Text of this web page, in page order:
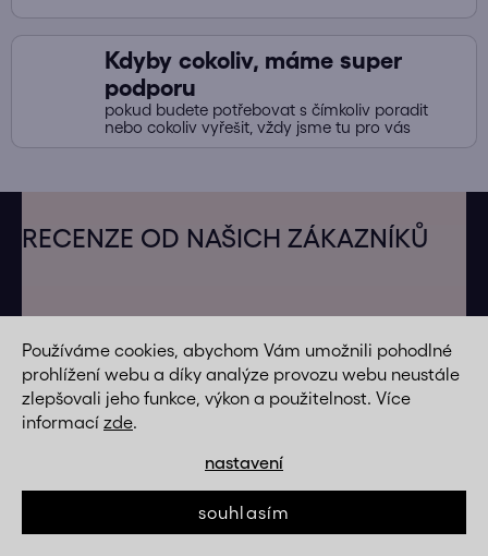
Používáme cookies, abychom Vám umožnili pohodlné
prohlížení webu a díky analýze provozu webu neustále
zlepšovali jeho funkce, výkon a použitelnost. Více
informací zde.
nastavení
souhlasím
Kdyby cokoliv, máme super
podporu
pokud budete potřebovat s čímkoliv poradit
nebo cokoliv vyřešit, vždy jsme tu pro vás
t
RECENZE OD NAŠICH ZÁKAZNÍKŮ